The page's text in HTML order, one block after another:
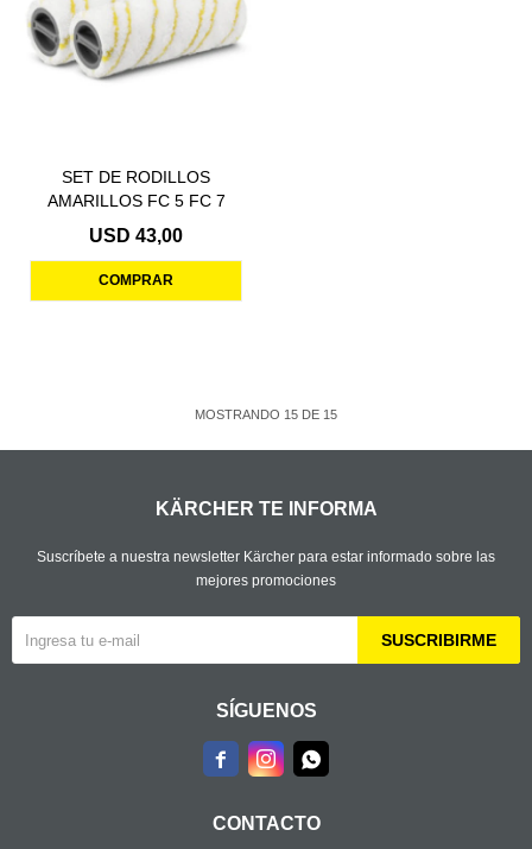
SET DE RODILLOS
AMARILLOS FC 5 FC 7
USD 43,00
MOSTRANDO 15 DE 15
CONTACTO
SÍGUENOS
  
KÄRCHER TE INFORMA
Suscríbete a nuestra newsletter Kärcher para estar informado sobre las
mejores promociones
SUSCRIBIRME